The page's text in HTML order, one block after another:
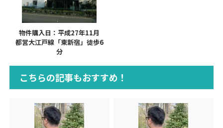
物件購入日：平成27年11月
都営大江戸線「東新宿」徒歩6
分
こちらの記事もおすすめ！